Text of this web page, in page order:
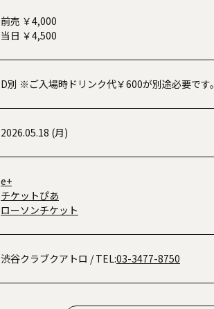
前売 ￥4,000
当日 ￥4,500
D別 ※ご入場時ドリンク代￥600が別途必要です。
2026.05.18 (月)
e+
チケットぴあ
ローソンチケット
渋谷クラブクアトロ / TEL:03-3477-8750